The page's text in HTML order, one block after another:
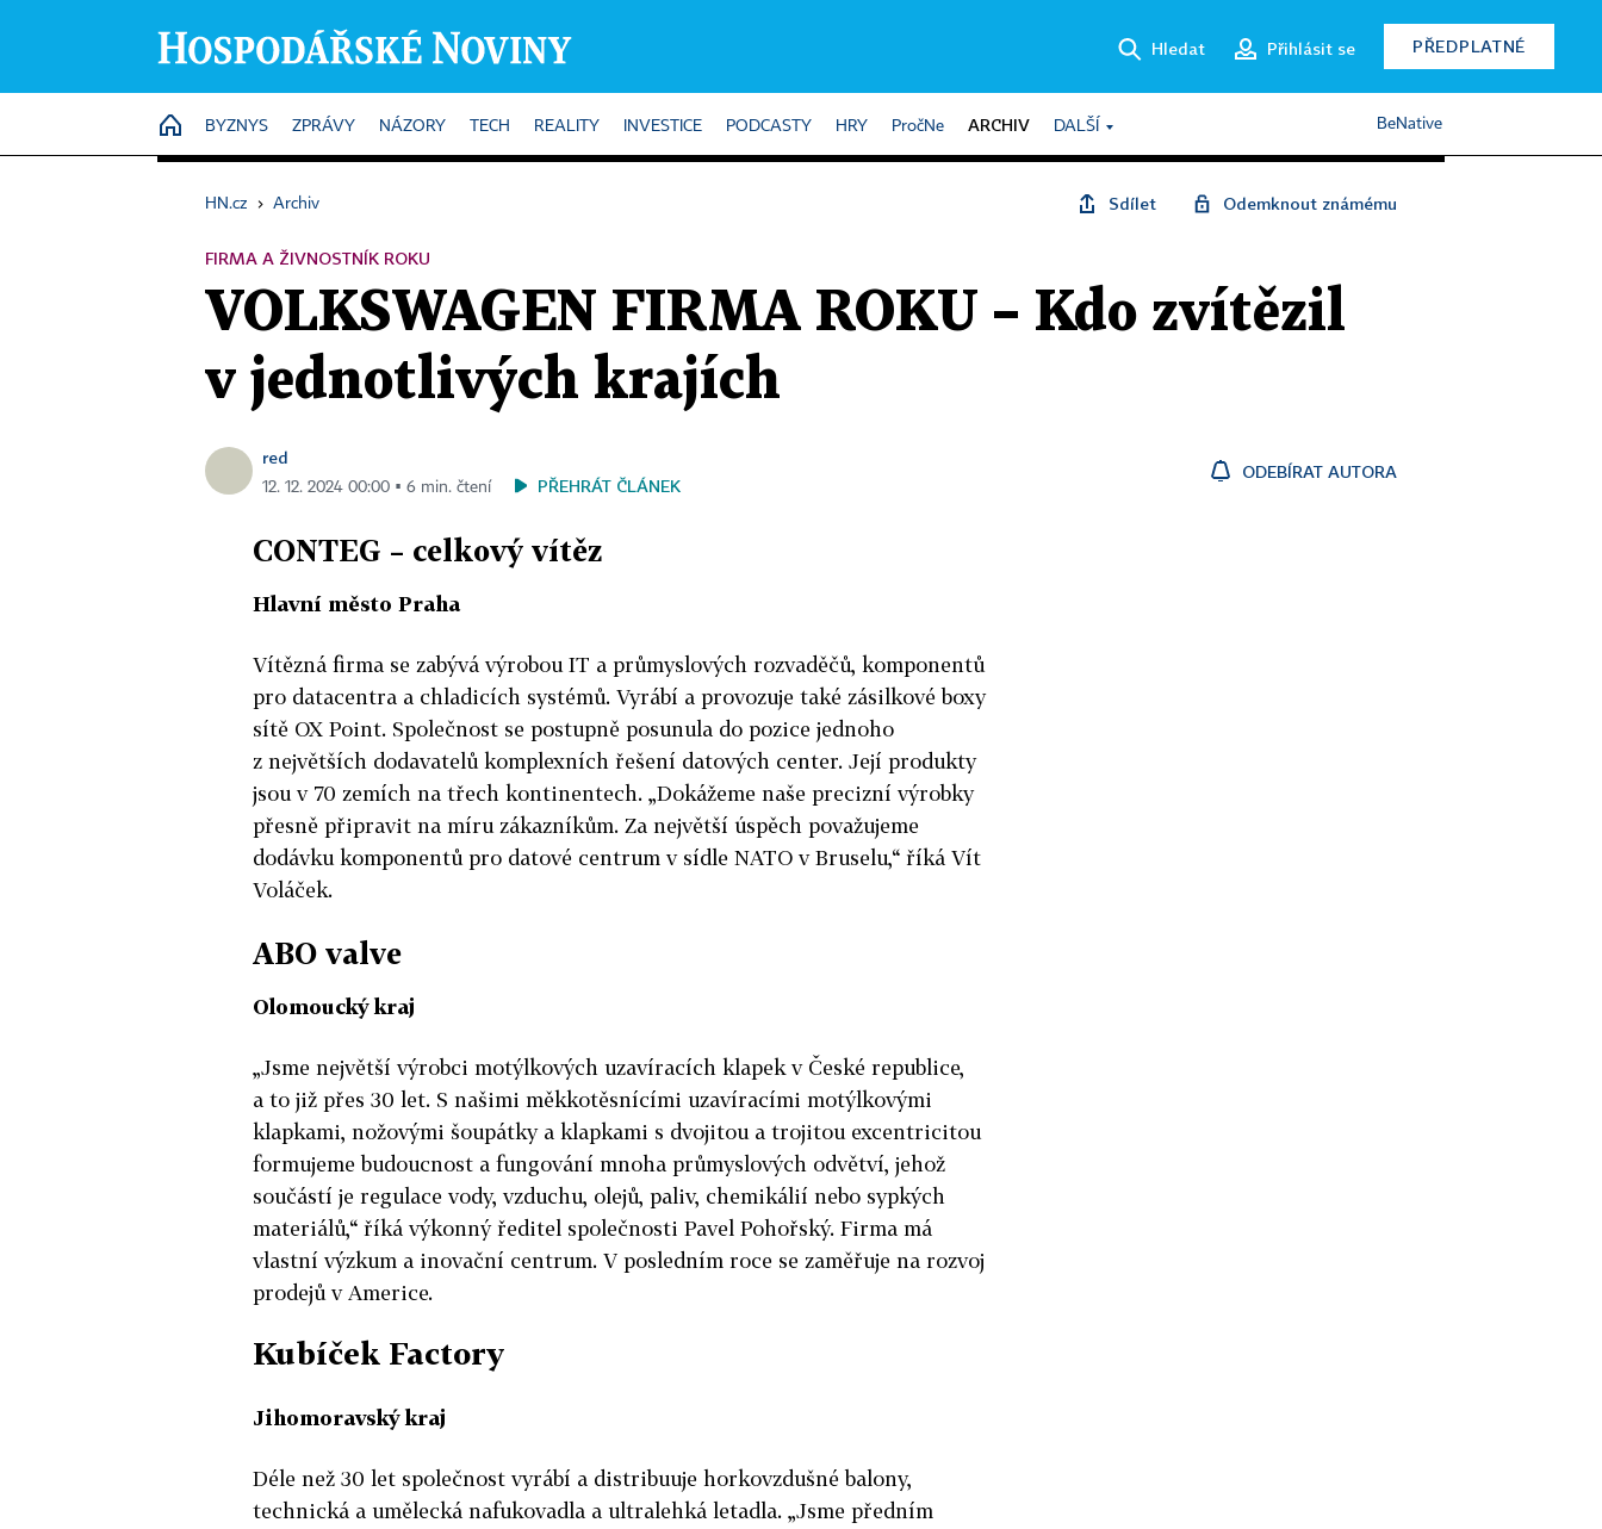
Hledat Přihlásit se PŘEDPLATNÉ
HOME
BYZNYS ZPRÁVY NÁZORY TECH REALITY INVESTICE PODCASTY HRY PročNe ARCHIV DALŠÍ BeNative
HN.cz › Archiv Sdílet Odemknout známému
FIRMA A ŽIVNOSTNÍK ROKU
VOLKSWAGEN FIRMA ROKU – Kdo zvítězil
v jednotlivých krajích
red
12. 12. 2024 00:00 ▪ 6 min. čtení PŘEHRÁT ČLÁNEK
ODEBÍRAT AUTORA
CONTEG – celkový vítěz
Hlavní město Praha
Vítězná firma se zabývá výrobou IT a průmyslových rozvaděčů, komponentů
pro datacentra a chladicích systémů. Vyrábí a provozuje také zásilkové boxy
sítě OX Point. Společnost se postupně posunula do pozice jednoho
z největších dodavatelů komplexních řešení datových center. Její produkty
jsou v 70 zemích na třech kontinentech. „Dokážeme naše precizní výrobky
přesně připravit na míru zákazníkům. Za největší úspěch považujeme
dodávku komponentů pro datové centrum v sídle NATO v Bruselu,“ říká Vít
Voláček.
ABO valve
Olomoucký kraj
„Jsme největší výrobci motýlkových uzavíracích klapek v České republice,
a to již přes 30 let. S našimi měkkotěsnícími uzavíracími motýlkovými
klapkami, nožovými šoupátky a klapkami s dvojitou a trojitou excentricitou
formujeme budoucnost a fungování mnoha průmyslových odvětví, jehož
součástí je regulace vody, vzduchu, olejů, paliv, chemikálií nebo sypkých
materiálů,“ říká výkonný ředitel společnosti Pavel Pohořský. Firma má
vlastní výzkum a inovační centrum. V posledním roce se zaměřuje na rozvoj
prodejů v Americe.
Kubíček Factory
Jihomoravský kraj
Déle než 30 let společnost vyrábí a distribuuje horkovzdušné balony,
technická a umělecká nafukovadla a ultralehká letadla. „Jsme předním